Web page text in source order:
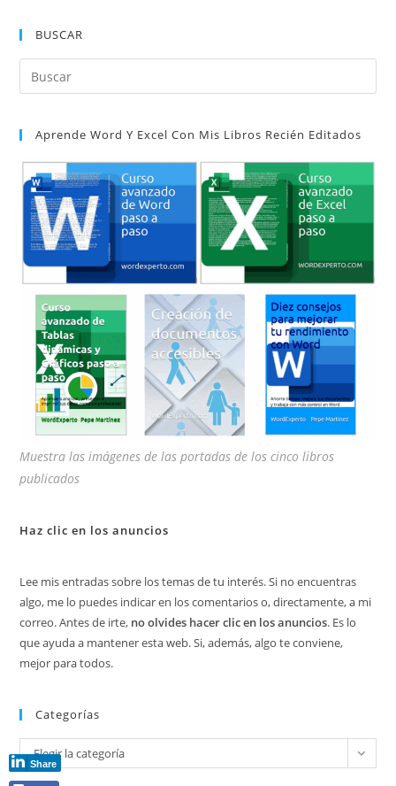
BUSCAR
Aprende Word Y Excel Con Mis Libros Recién Editados
Muestra las imágenes de las portadas de los cinco libros
publicados
Haz clic en los anuncios
Lee mis entradas sobre los temas de tu interés. Si no encuentras
algo, me lo puedes indicar en los comentarios o, directamente, a mi
correo. Antes de irte, no olvides hacer clic en los anuncios. Es lo
que ayuda a mantener esta web. Si, además, algo te conviene,
mejor para todos.
Categorías
Categorías
Elegir la categoría
Share